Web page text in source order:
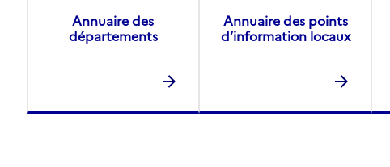
Annuaire des
départements
Annuaire des points
d’information locaux